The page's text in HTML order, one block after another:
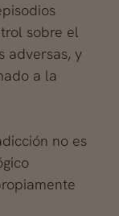
sobre el
adversas, y
a la
no es